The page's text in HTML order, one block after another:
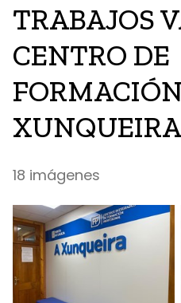
TRABAJOS
CENTRO DE
XUNQUEIRA
18 imágenes